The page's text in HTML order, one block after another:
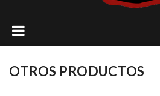
OTROS PRODUCTOS